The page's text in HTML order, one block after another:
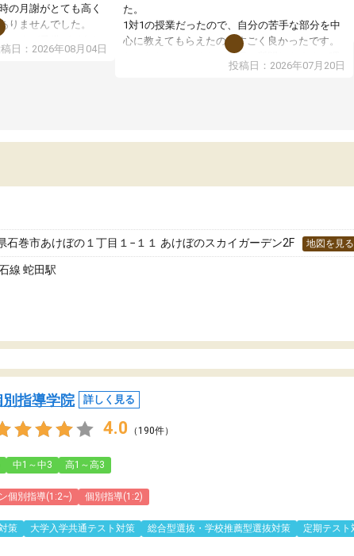
の月謝がとても高く
りませんでした。
ですが子供がどうし
用し始めた形です。
て損はないなと感じ
日：2026年08月04日
た。
1対1の授業だったので、自分の苦手な部分を中
心に教えてもらえたのがすごく良かったです。
わからないところもその場で質問しやすく、理
解できるまで丁寧に説明してもらえたので、勉
な人には特におすすめできる塾だと思います。
投稿日：2026年07月20日
石巻市あけぼの１丁目１−１１ あけぼのスカイガーデン2F 地図を見る
線 蛇田駅
指導学院 詳しく見る
4.0 （190件）
中1～中3 高1～高3
個別指導(1:2~) 個別指導(1:2)
策 大学入学共通テスト対策 総合型選抜・学校推薦型選抜対策 定期テスト